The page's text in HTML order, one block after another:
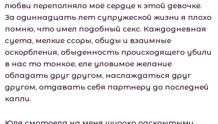
любви переполняло моё сердце к этой девочке.
За одиннадцать лет супружеской жизни я плохо
помню, что имел подобный секс. Каждодневная
суета, мелкие ссоры, обиды и взаимные
оскорбления, обыденность происходящего убили
в нас то тонкое, еле уловимое желание
обладать друг другом, наслаждаться друг
другом, отдавать себя партнеру до последней
капли.